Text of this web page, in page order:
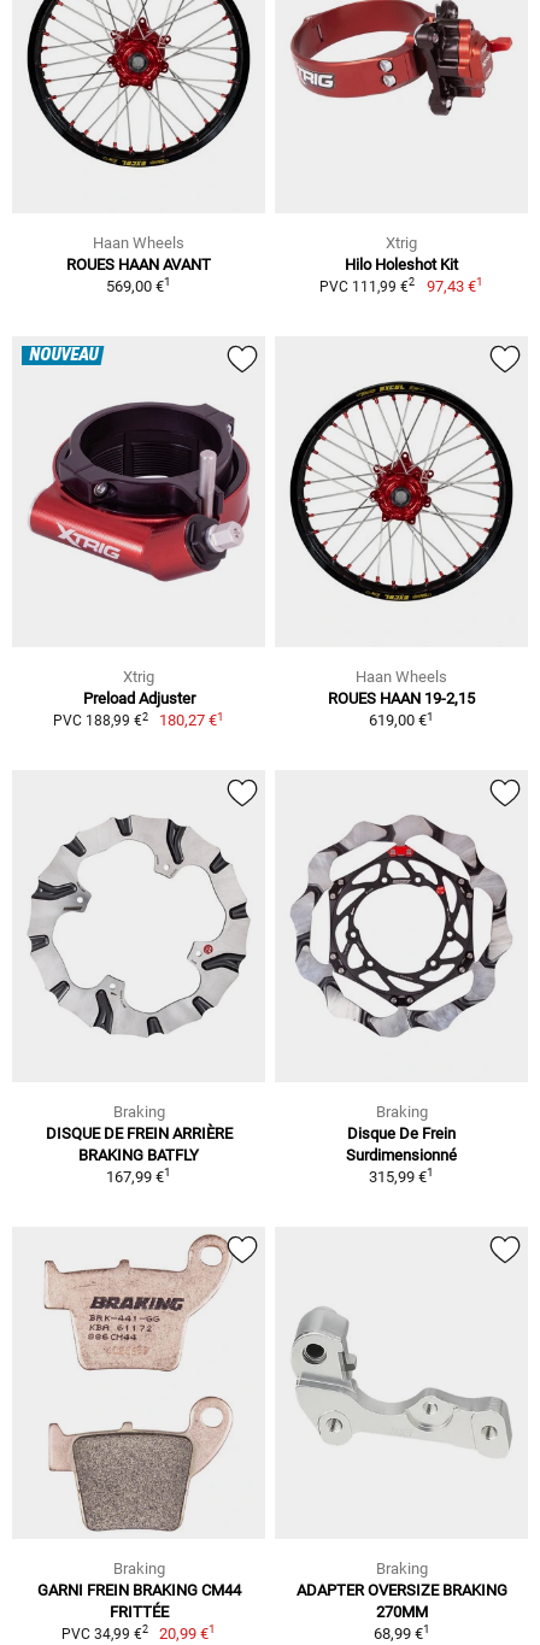
Haan Wheels
ROUES HAAN AVANT
569,00 €1
Xtrig
Hilo Holeshot Kit
PVC 111,99 €2 97,43 €1
NOUVEAU
Xtrig
Preload Adjuster
PVC 188,99 €2 180,27 €1
Haan Wheels
ROUES HAAN 19-2,15
619,00 €1
Braking
DISQUE DE FREIN ARRIÈRE
BRAKING BATFLY
167,99 €1
Braking
Disque De Frein
Surdimensionné
315,99 €1
Braking
GARNI FREIN BRAKING CM44
FRITTÉE
PVC 34,99 €2 20,99 €1
Braking
ADAPTER OVERSIZE BRAKING
270MM
68,99 €1